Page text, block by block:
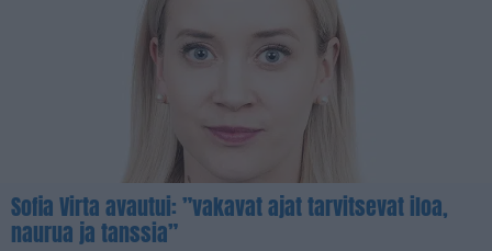
Sofia Virta avautui: ”vakavat ajat tarvitsevat iloa,
naurua ja tanssia”